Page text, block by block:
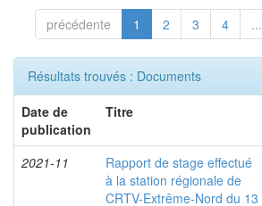
précédente 1 2 3 4 ...
Résultats trouvés : Documents
Date de
publication
Titre
2021-11
Rapport de stage effectué
à la station régionale de
CRTV-Extrême-Nord du 13